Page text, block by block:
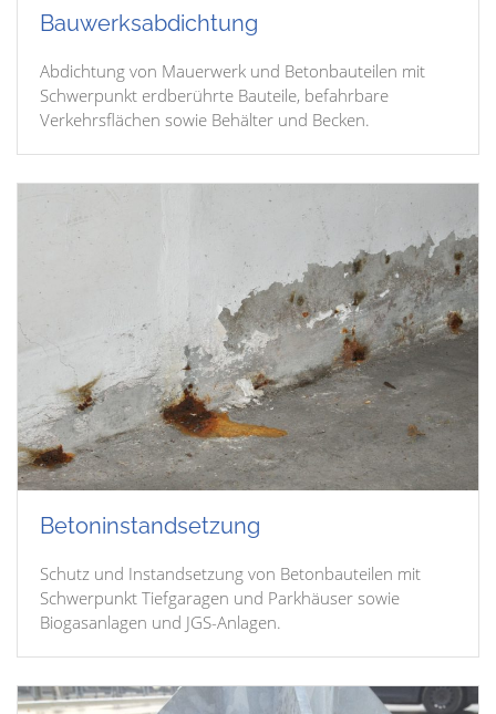
Bauwerksabdichtung
Abdichtung von Mauerwerk und Betonbauteilen mit
Schwerpunkt erdberührte Bauteile, befahrbare
Verkehrsflächen sowie Behälter und Becken.
Betoninstandsetzung
Schutz und Instandsetzung von Betonbauteilen mit
Schwerpunkt Tiefgaragen und Parkhäuser sowie
Biogasanlagen und JGS-Anlagen.